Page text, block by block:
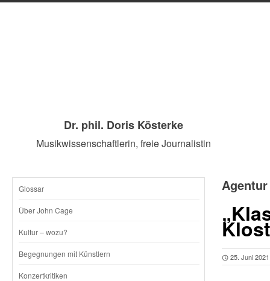
Dr. phil. Doris Kösterke
Musikwissenschaftlerin, freie Journalistin
SKIP
CONTENT
Glossar
Über John Cage
Kultur – wozu?
Begegnungen mit Künstlern
Konzertkritiken
Agentur
25. Juni 2021